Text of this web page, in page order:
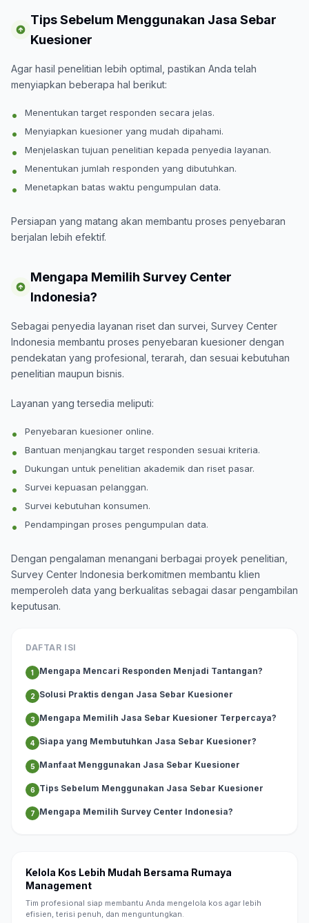
Tips Sebelum Menggunakan Jasa Sebar
Kuesioner
Agar hasil penelitian lebih optimal, pastikan Anda telah
menyiapkan beberapa hal berikut:
Menentukan target responden secara jelas.
Menyiapkan kuesioner yang mudah dipahami.
Menjelaskan tujuan penelitian kepada penyedia layanan.
Menentukan jumlah responden yang dibutuhkan.
Menetapkan batas waktu pengumpulan data.
Persiapan yang matang akan membantu proses penyebaran
berjalan lebih efektif.
Mengapa Memilih Survey Center
Indonesia?
Sebagai penyedia layanan riset dan survei, Survey Center
Indonesia membantu proses penyebaran kuesioner dengan
pendekatan yang profesional, terarah, dan sesuai kebutuhan
penelitian maupun bisnis.
Layanan yang tersedia meliputi:
Penyebaran kuesioner online.
Bantuan menjangkau target responden sesuai kriteria.
Dukungan untuk penelitian akademik dan riset pasar.
Survei kepuasan pelanggan.
Survei kebutuhan konsumen.
Pendampingan proses pengumpulan data.
Dengan pengalaman menangani berbagai proyek penelitian,
Survey Center Indonesia berkomitmen membantu klien
memperoleh data yang berkualitas sebagai dasar pengambilan
keputusan.
DAFTAR ISI
1 Mengapa Mencari Responden Menjadi Tantangan?
2 Solusi Praktis dengan Jasa Sebar Kuesioner
3 Mengapa Memilih Jasa Sebar Kuesioner Terpercaya?
4 Siapa yang Membutuhkan Jasa Sebar Kuesioner?
5 Manfaat Menggunakan Jasa Sebar Kuesioner
6 Tips Sebelum Menggunakan Jasa Sebar Kuesioner
7 Mengapa Memilih Survey Center Indonesia?
Kelola Kos Lebih Mudah Bersama Rumaya
Management
Tim profesional siap membantu Anda mengelola kos agar lebih
efisien, terisi penuh, dan menguntungkan.